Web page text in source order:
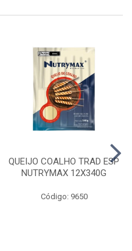
QUEIJO COALHO TRAD ESP
NUTRYMAX 12X340G
Código: 9650